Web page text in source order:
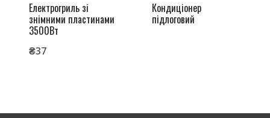
Електрогриль зі
знімними пластинами
3500Вт
₴37
Кондиціонер
підлоговий